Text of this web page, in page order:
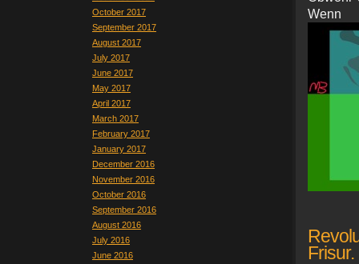
October 2017
September 2017
August 2017
July 2017
June 2017
May 2017
April 2017
March 2017
February 2017
January 2017
December 2016
November 2016
October 2016
September 2016
August 2016
July 2016
June 2016
Frisur.